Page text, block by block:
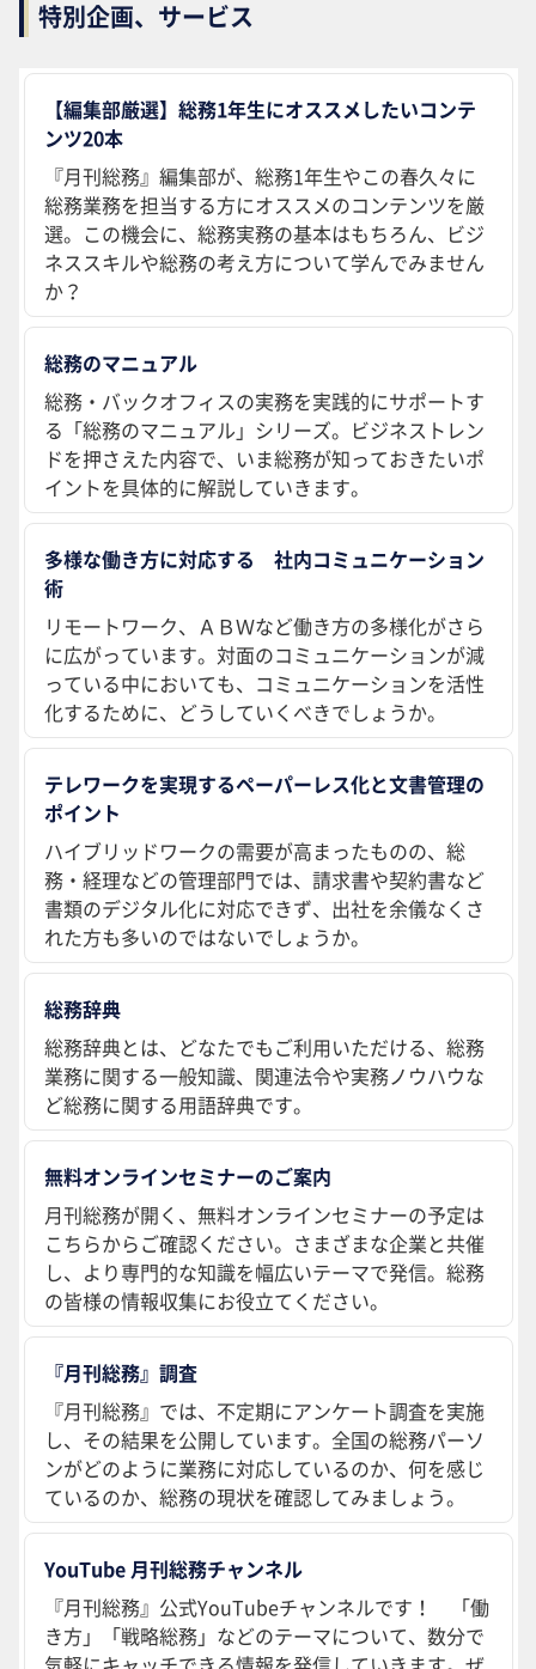
特別企画、サービス
【編集部厳選】総務1年生にオススメしたいコンテ
ンツ20本
『月刊総務』編集部が、総務1年生やこの春久々に
総務業務を担当する方にオススメのコンテンツを厳
選。この機会に、総務実務の基本はもちろん、ビジ
ネススキルや総務の考え方について学んでみません
か？
総務のマニュアル
総務・バックオフィスの実務を実践的にサポートす
る「総務のマニュアル」シリーズ。ビジネストレン
ドを押さえた内容で、いま総務が知っておきたいポ
イントを具体的に解説していきます。
多様な働き方に対応する 社内コミュニケーション
術
リモートワーク、ＡＢＷなど働き方の多様化がさら
に広がっています。対面のコミュニケーションが減
っている中においても、コミュニケーションを活性
化するために、どうしていくべきでしょうか。
テレワークを実現するペーパーレス化と文書管理の
ポイント
ハイブリッドワークの需要が高まったものの、総
務・経理などの管理部門では、請求書や契約書など
書類のデジタル化に対応できず、出社を余儀なくさ
れた方も多いのではないでしょうか。
総務辞典
総務辞典とは、どなたでもご利用いただける、総務
業務に関する一般知識、関連法令や実務ノウハウな
ど総務に関する用語辞典です。
無料オンラインセミナーのご案内
月刊総務が開く、無料オンラインセミナーの予定は
こちらからご確認ください。さまざまな企業と共催
し、より専門的な知識を幅広いテーマで発信。総務
の皆様の情報収集にお役立てください。
『月刊総務』調査
『月刊総務』では、不定期にアンケート調査を実施
し、その結果を公開しています。全国の総務パーソ
ンがどのように業務に対応しているのか、何を感じ
ているのか、総務の現状を確認してみましょう。
YouTube 月刊総務チャンネル
『月刊総務』公式YouTubeチャンネルです！ 「働
き方」「戦略総務」などのテーマについて、数分で